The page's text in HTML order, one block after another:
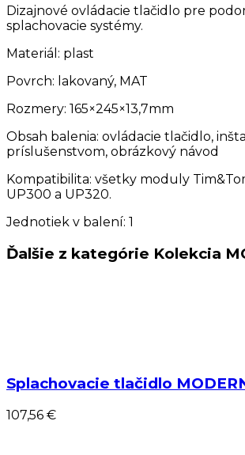
Dizajnové ovládacie tlačidlo pre
splachovacie systémy.
Materiál: plast
Povrch: lakovaný, MAT
Rozmery: 165×245×13,7mm
Obsah balenia: ovládacie tlačidlo,
príslušenstvom, obrázkový návod
Kompatibilita: všetky moduly
UP300 a UP320.
Jednotiek v balení: 1
Ďalšie z kategórie Kolekcia
Splachovacie tlačidlo
107,56 €